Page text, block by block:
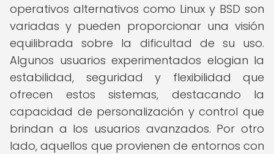
operativos alternativos como Linux y BSD son
variadas y pueden proporcionar una visión
equilibrada sobre la dificultad de su uso.
Algunos usuarios experimentados elogian la
estabilidad, seguridad y flexibilidad que
ofrecen estos sistemas, destacando la
capacidad de personalización y control que
brindan a los usuarios avanzados. Por otro
lado, aquellos que provienen de entornos con